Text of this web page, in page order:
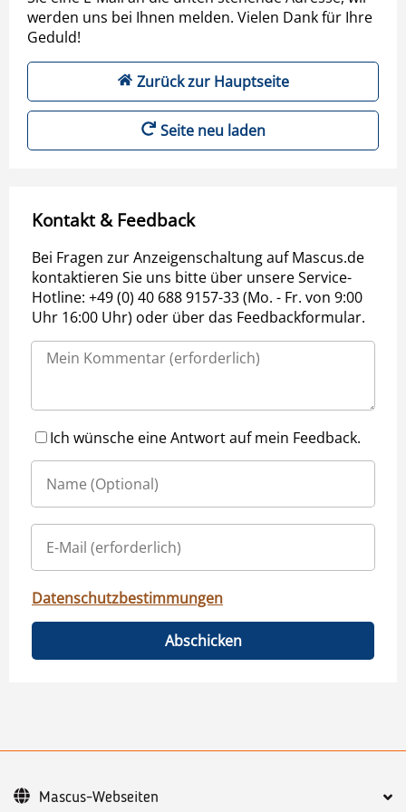
werden uns bei Ihnen melden. Vielen Dank für Ihre
Geduld!
Zurück zur Hauptseite
Seite neu laden
Kontakt & Feedback
Bei Fragen zur Anzeigenschaltung auf Mascus.de
kontaktieren Sie uns bitte über unsere Service-
Hotline: +49 (0) 40 688 9157-33 (Mo. - Fr. von 9:00
Uhr 16:00 Uhr) oder über das Feedbackformular.
Ich wünsche eine Antwort auf mein Feedback.
Datenschutzbestimmungen
Abschicken
Mascus-Webseiten